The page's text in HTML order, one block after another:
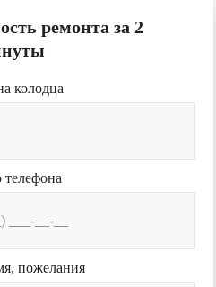
ремонта за 2
колодца
пожелания